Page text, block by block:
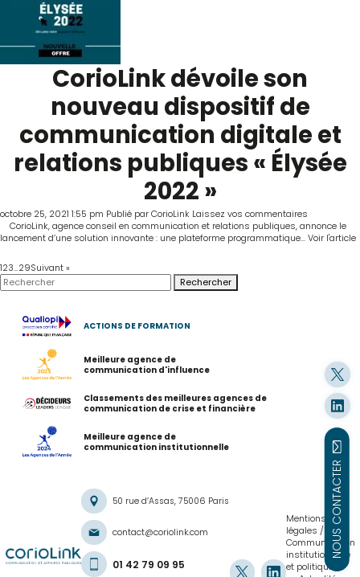
NOUS CONTACTER
CorioLink dévoile son
nouveau dispositif de
communication digitale et
relations publiques « Élysée
2022 »
octobre 25, 2021 1:55 pm Publié parCorioLink Laissez vos commentaires
CorioLink, agence conseil en communication et relations publiques, annonce le
lancement d’une solution innovante : une plateforme programmatique...Voir l'article
123…29Suivant »
Rechercher
ACTIONS DE FORMATION
Meilleure agence de
communication d'influence
Classements des meilleures agences de
communication de crise et financière
Meilleure agence de
communication institutionnelle
50 rue d’Assas, 75006 Paris
contact@coriolink.com
01 42 79 09 95
Mentions
légales
Communication
institutionnelle
et politique